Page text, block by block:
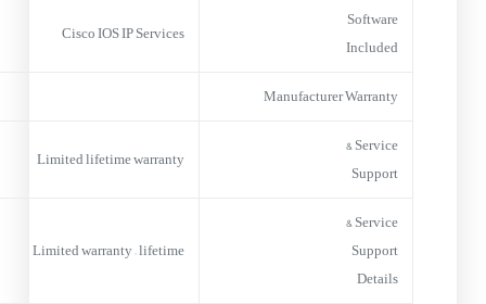
Software
Included
Cisco IOS IP Services
Manufacturer Warranty
Service &
Support
Limited lifetime warranty
Service &
Support
Details
Limited warranty – lifetime